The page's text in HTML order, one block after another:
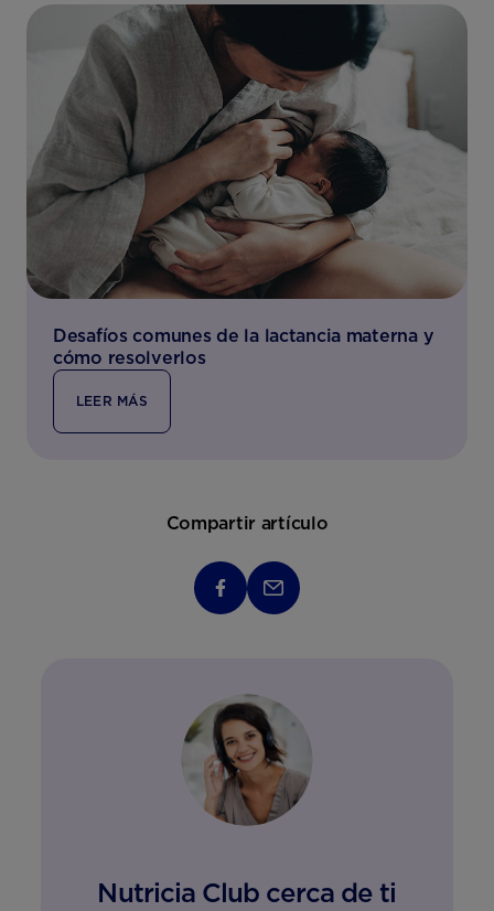
Desafíos comunes de la lactancia materna y
cómo resolverlos
LEER MÁS
Compartir artículo
Nutricia Club cerca de ti